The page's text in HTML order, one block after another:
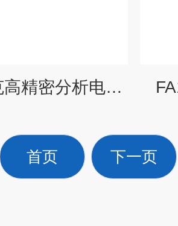
万分之一克高精密分析电子天平
首页 下一页